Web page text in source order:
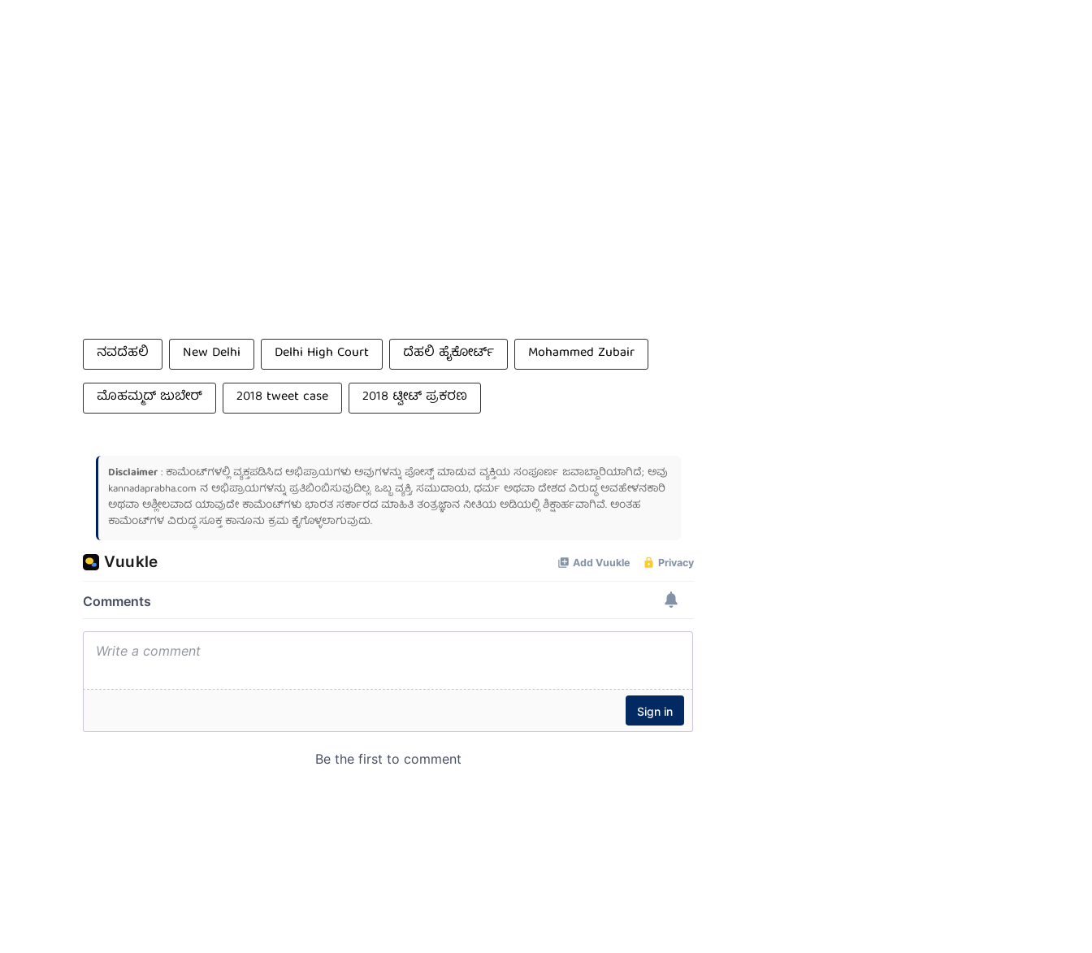
ನವದೆಹಲಿ New Delhi Delhi High Court ದೆಹಲಿ ಹೈಕೋರ್ಟ್
Mohammed Zubair
ಮೊಹಮ್ಮದ್ ಜುಬೇರ್
2018 tweet case 2018 ಟ್ವೀಟ್ ಪ್ರಕರಣ
Disclaimer: ಕಾಮೆಂಟ್‌ಗಳಲ್ಲಿ ವ್ಯಕ್ತಪಡಿಸಿದ ಅಭಿಪ್ರಾಯಗಳು ಅವುಗಳನ್ನು ಪೋಸ್ಟ್ ಮಾಡುವ ವ್ಯಕ್ತಿಯ ಸಂಪೂರ್ಣ ಜವಾಬ್ದಾರಿಯಾಗಿದೆ; ಅವು
kannadaprabha.com ನ ಅಭಿಪ್ರಾಯಗಳನ್ನು ಪ್ರತಿಬಿಂಬಿಸುವುದಿಲ್ಲ. ಒಬ್ಬ ವ್ಯಕ್ತಿ, ಸಮುದಾಯ, ಧರ್ಮ ಅಥವಾ ದೇಶದ ವಿರುದ್ಧ ಅವಹೇಳನಕಾರಿ
ಅಥವಾ ಅಶ್ಲೀಲವಾದ ಯಾವುದೇ ಕಾಮೆಂಟ್‌ಗಳು ಭಾರತ ಸರ್ಕಾರದ ಮಾಹಿತಿ ತಂತ್ರಜ್ಞಾನ ನೀತಿಯ ಅಡಿಯಲ್ಲಿ ಶಿಕ್ಷಾರ್ಹವಾಗಿವೆ. ಅಂತಹ
ಕಾಮೆಂಟ್‌ಗಳ ವಿರುದ್ಧ ಸೂಕ್ತ ಕಾನೂನು ಕ್ರಮ ಕೈಗೊಳ್ಳಲಾಗುವುದು.